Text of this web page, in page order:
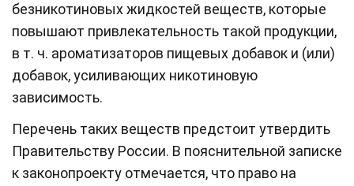
безникотиновых жидкостей веществ, которые
повышают привлекательность такой продукции,
в т. ч. ароматизаторов пищевых добавок и (или)
добавок, усиливающих никотиновую
зависимость.
Перечень таких веществ предстоит утвердить
Правительству России. В пояснительной записке
к законопроекту отмечается, что право на